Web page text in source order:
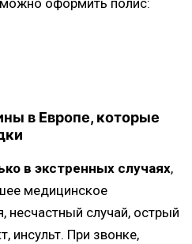
можно оформить полис:
в Европе, которые
в экстренных случаях,
медицинское
несчастный случай, острый
инсульт. При звонке,